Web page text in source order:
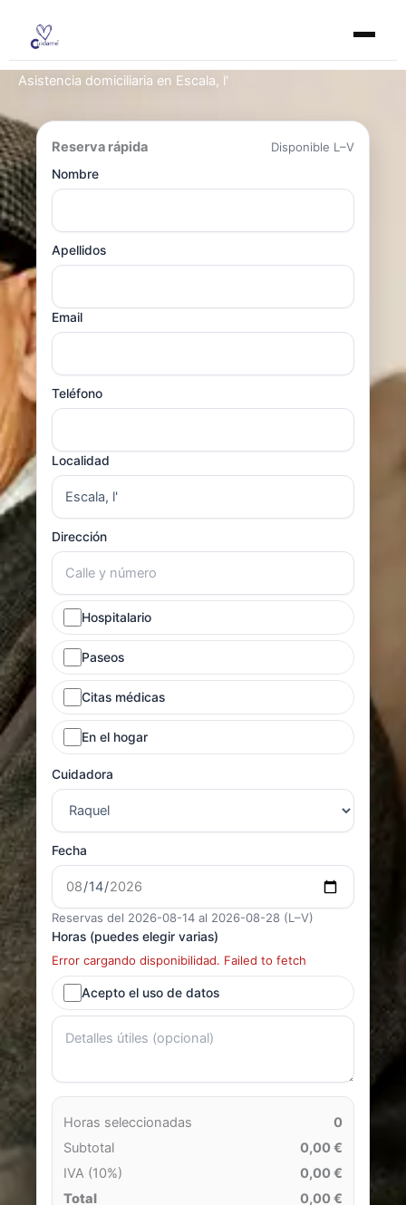
contenido
Asistencia domiciliaria en Escala, l'
Reserva rápida
Disponible L–V
Nombre
Apellidos
Email
Teléfono
Localidad
Dirección
Hospitalario
Paseos
Citas médicas
En el hogar
Cuidadora
Fecha
Reservas del 2026-08-14 al 2026-08-28 (L–V)
Horas (puedes elegir varias)
Error cargando disponibilidad. Failed to fetch
Acepto el uso de datos
Horas seleccionadas
0
Subtotal
0,00 €
IVA (10%)
0,00 €
Total
0,00 €